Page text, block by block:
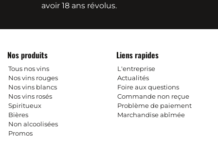
avoir 18 ans révolus.
Nos produits
Tous nos vins
Nos vins rouges
Nos vins blancs
Nos vins rosés
Spiritueux
Bières
Non alcoolisées
Promos
Liens rapides
L'entreprise
Actualités
Foire aux questions
Commande non reçue
Problème de paiement
Marchandise abîmée